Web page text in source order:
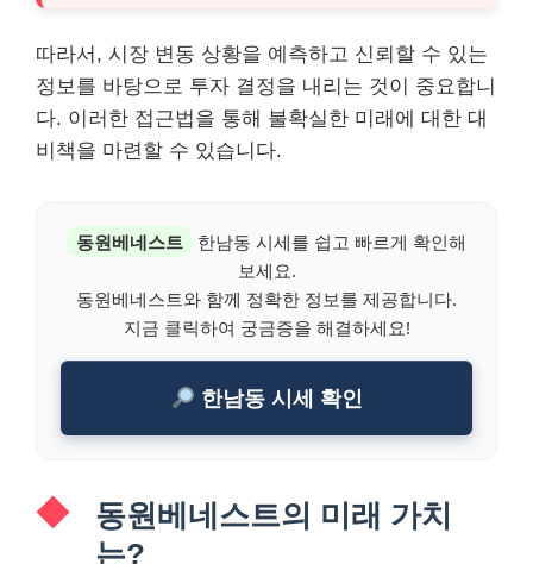
따라서, 시장 변동 상황을 예측하고 신뢰할 수 있는
정보를 바탕으로 투자 결정을 내리는 것이 중요합니
다. 이러한 접근법을 통해 불확실한 미래에 대한 대
비책을 마련할 수 있습니다.
동원베네스트
한남동 시세를 쉽고 빠르게 확인해
보세요.
동원베네스트와 함께 정확한 정보를 제공합니다.
지금 클릭하여 궁금증을 해결하세요!
한남동 시세 확인
동원베네스트의 미래 가치
는?